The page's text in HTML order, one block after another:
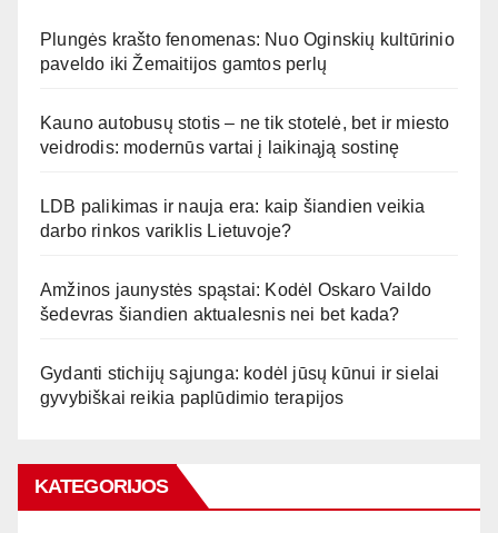
Plungės krašto fenomenas: Nuo Oginskių kultūrinio
paveldo iki Žemaitijos gamtos perlų
Kauno autobusų stotis – ne tik stotelė, bet ir miesto
veidrodis: modernūs vartai į laikinąją sostinę
LDB palikimas ir nauja era: kaip šiandien veikia
darbo rinkos variklis Lietuvoje?
Amžinos jaunystės spąstai: Kodėl Oskaro Vaildo
šedevras šiandien aktualesnis nei bet kada?
Gydanti stichijų sąjunga: kodėl jūsų kūnui ir sielai
gyvybiškai reikia paplūdimio terapijos
KATEGORIJOS